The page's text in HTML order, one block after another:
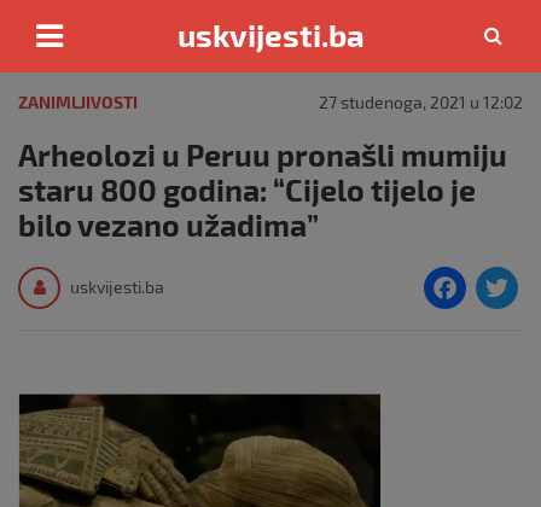
content
uskvijesti.ba
ZANIMLJIVOSTI 27 studenoga, 2021 u 12:02
Arheolozi u Peruu pronašli mumiju
staru 800 godina: “Cijelo tijelo je
bilo vezano užadima”
uskvijesti.ba
F